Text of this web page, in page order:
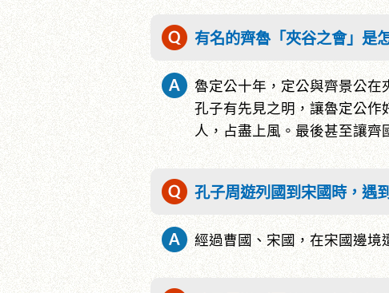
有名的齊魯「夾谷之會」是
魯定公十年，定公與齊景公在
孔子有先見之明，讓魯定公作
人，占盡上風。最後甚至讓齊
孔子周遊列國到宋國時，遇
經過曹國、宋國，在宋國邊境